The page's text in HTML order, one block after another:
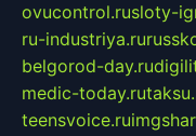
ovucontrol.rusloty-
ru-industriya.ru
belgorod-day.ru
medic-today.ru
teensvoice.ru